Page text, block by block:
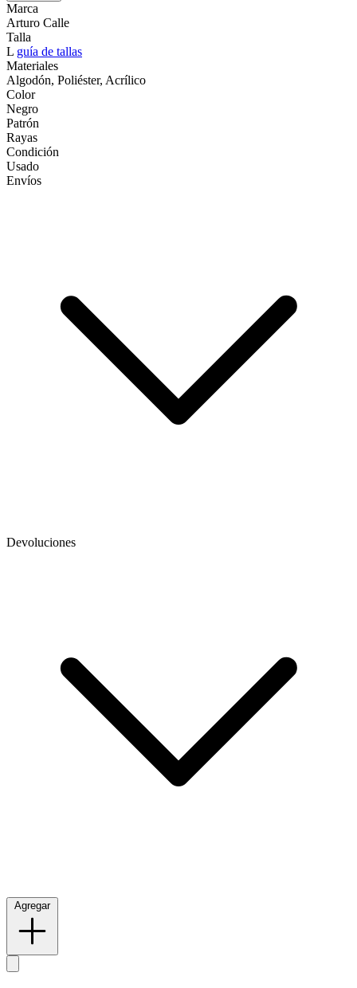
Marca
Arturo Calle
Talla
L guía de tallas
Materiales
Algodón, Poliéster, Acrílico
Color
Negro
Patrón
Rayas
Condición
Usado
Envíos
Devoluciones
Agregar